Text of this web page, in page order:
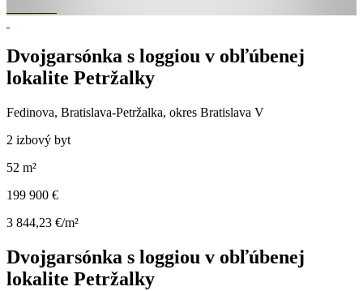
Dvojgarsónka s loggiou v obľúbenej
lokalite Petržalky
Fedinova, Bratislava-Petržalka, okres Bratislava V
2 izbový byt
52 m²
199 900 €
3 844,23 €/m²
Dvojgarsónka s loggiou v obľúbenej
lokalite Petržalky